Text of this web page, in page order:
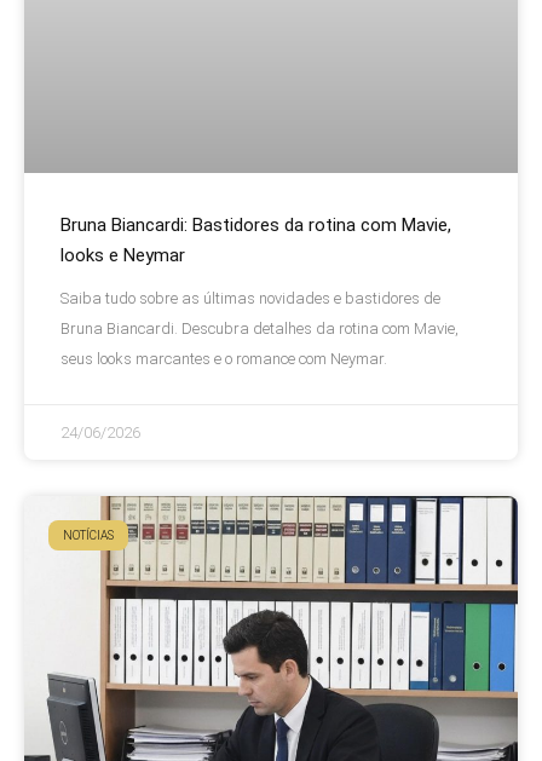
Bruna Biancardi: Bastidores da rotina com Mavie,
looks e Neymar
Saiba tudo sobre as últimas novidades e bastidores de
Bruna Biancardi. Descubra detalhes da rotina com Mavie,
seus looks marcantes e o romance com Neymar.
24/06/2026
NOTÍCIAS